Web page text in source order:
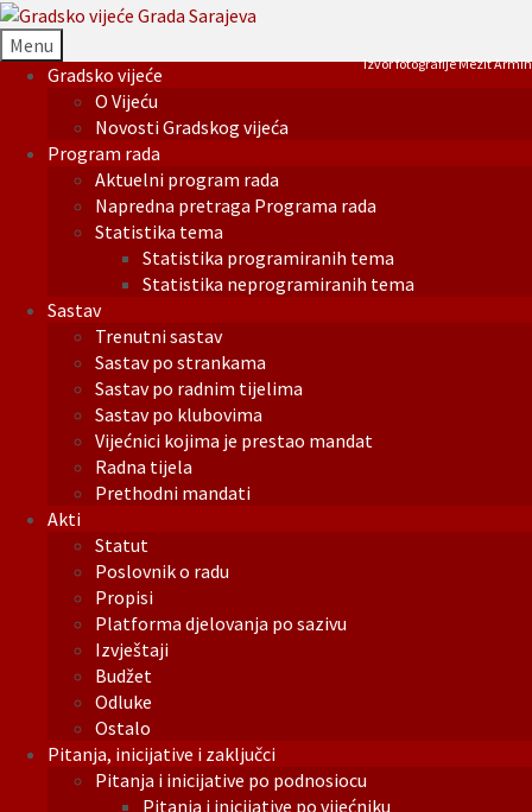
Menu
Gradsko vijeće
O Vijeću
Novosti Gradskog vijeća
Program rada
Aktuelni program rada
Napredna pretraga Programa rada
Statistika tema
Statistika programiranih tema
Statistika neprogramiranih tema
Sastav
Trenutni sastav
Sastav po strankama
Sastav po radnim tijelima
Sastav po klubovima
Vijećnici kojima je prestao mandat
Radna tijela
Prethodni mandati
Akti
Statut
Poslovnik o radu
Propisi
Platforma djelovanja po sazivu
Izvještaji
Budžet
Odluke
Ostalo
Pitanja, inicijative i zaključci
Pitanja i inicijative po podnosiocu
Pitanja i inicijative po vijećniku
Izvor fotografije Mezit Armin